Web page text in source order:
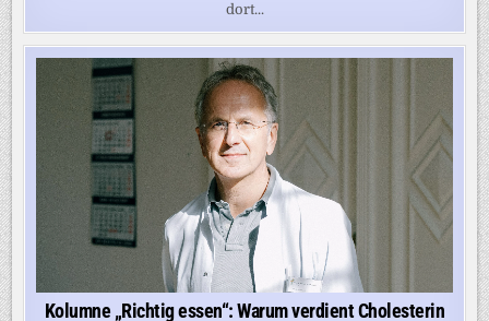
dort...
Kolumne „Richtig essen“: Warum verdient Cholesterin